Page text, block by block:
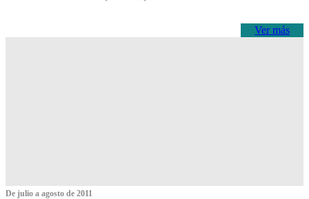
Ver más
De julio a agosto de 2011